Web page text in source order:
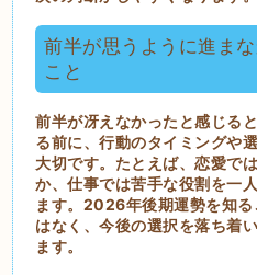
前半が思うように進ま
こと
前半が冴えなかったと感じる
る前に、行動のタイミングや
大切です。たとえば、恋愛で
か、仕事では苦手な役割を一
ます。2026年後期運勢を知
はなく、今後の選択を落ち着
ます。